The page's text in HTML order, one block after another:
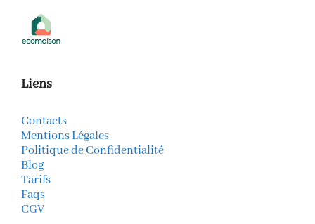
Liens
Contacts
Mentions Légales
Politique de Confidentialité
Blog
Tarifs
Faqs
CGV